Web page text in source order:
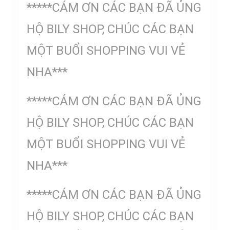
*****CÁM ƠN CÁC BẠN ĐÃ ỦNG
HỘ BILY SHOP, CHÚC CÁC BẠN
MỘT BUỔI SHOPPING VUI VẺ
NHA***
*****CÁM ƠN CÁC BẠN ĐÃ ỦNG
HỘ BILY SHOP, CHÚC CÁC BẠN
MỘT BUỔI SHOPPING VUI VẺ
NHA***
*****CÁM ƠN CÁC BẠN ĐÃ ỦNG
HỘ BILY SHOP, CHÚC CÁC BẠN